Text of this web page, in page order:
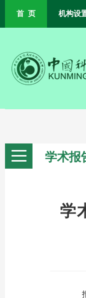
首 页 机构设
学术报
学
报